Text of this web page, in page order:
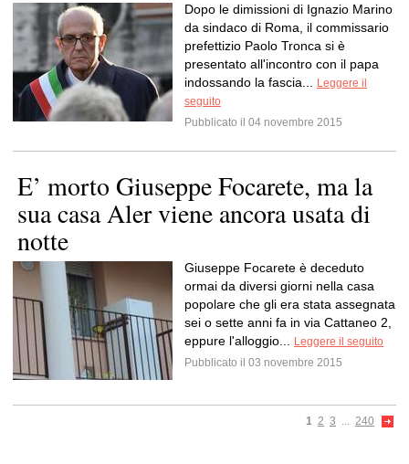
Dopo le dimissioni di Ignazio Marino
da sindaco di Roma, il commissario
prefettizio Paolo Tronca si è
presentato all'incontro con il papa
indossando la fascia...
Leggere il
seguito
Pubblicato il 04 novembre 2015
E’ morto Giuseppe Focarete, ma la
sua casa Aler viene ancora usata di
notte
Giuseppe Focarete è deceduto
ormai da diversi giorni nella casa
popolare che gli era stata assegnata
sei o sette anni fa in via Cattaneo 2,
eppure l'alloggio...
Leggere il seguito
Pubblicato il 03 novembre 2015
1 2 3 ... 240